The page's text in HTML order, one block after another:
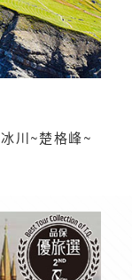
川~楚格峰~